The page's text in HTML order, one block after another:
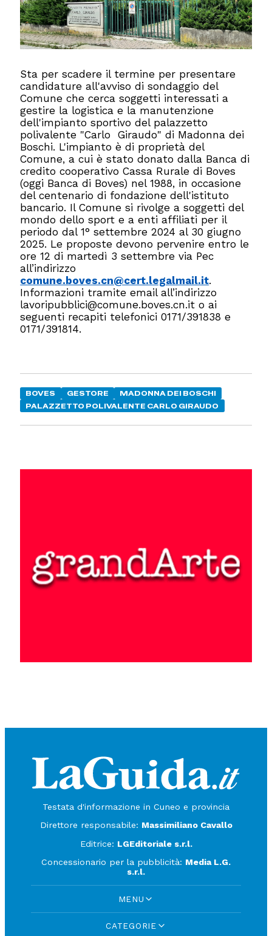
Sta per scadere il termine per presentare
candidature all'avviso di sondaggio del
Comune che cerca soggetti interessati a
gestire la logistica e la manutenzione
dell'impianto sportivo del palazzetto
polivalente "Carlo Giraudo" di Madonna dei
Boschi. L'impianto è di proprietà del
Comune, a cui è stato donato dalla Banca di
credito cooperativo Cassa Rurale di Boves
(oggi Banca di Boves) nel 1988, in occasione
del centenario di fondazione dell'istituto
bancario. Il Comune si rivolge a soggetti del
mondo dello sport e a enti affiliati per il
periodo dal 1° settembre 2024 al 30 giugno
2025. Le proposte devono pervenire entro le
ore 12 di martedì 3 settembre via Pec
all’indirizzo
comune.boves.cn@cert.legalmail.it.
Informazioni tramite email all’indirizzo
lavoripubblici@comune.boves.cn.it o ai
seguenti recapiti telefonici 0171/391838 e
0171/391814.
BOVES GESTORE
MADONNA DEI BOSCHI
PALAZZETTO POLIVALENTE CARLO GIRAUDO
Testata d'informazione in Cuneo e provincia
Direttore responsabile: Massimiliano Cavallo
Editrice: LGEditoriale s.r.l.
Concessionario per la pubblicità: Media L.G.
s.r.l.
MENU
CATEGORIE